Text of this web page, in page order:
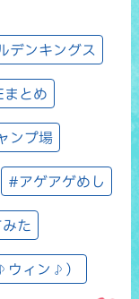
デンキングス
とめ
ンプ場
#アゲアゲめし
た
ウィン♪）